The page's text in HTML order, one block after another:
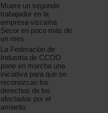
Muere un segundo
trabajador en la
empresa vizcaína
Secor en poco más de
un mes
La Federación de
Industria de CCOO
pone en marcha una
iniciativa para que se
reconozcan los
derechos de los
afectados por el
amianto